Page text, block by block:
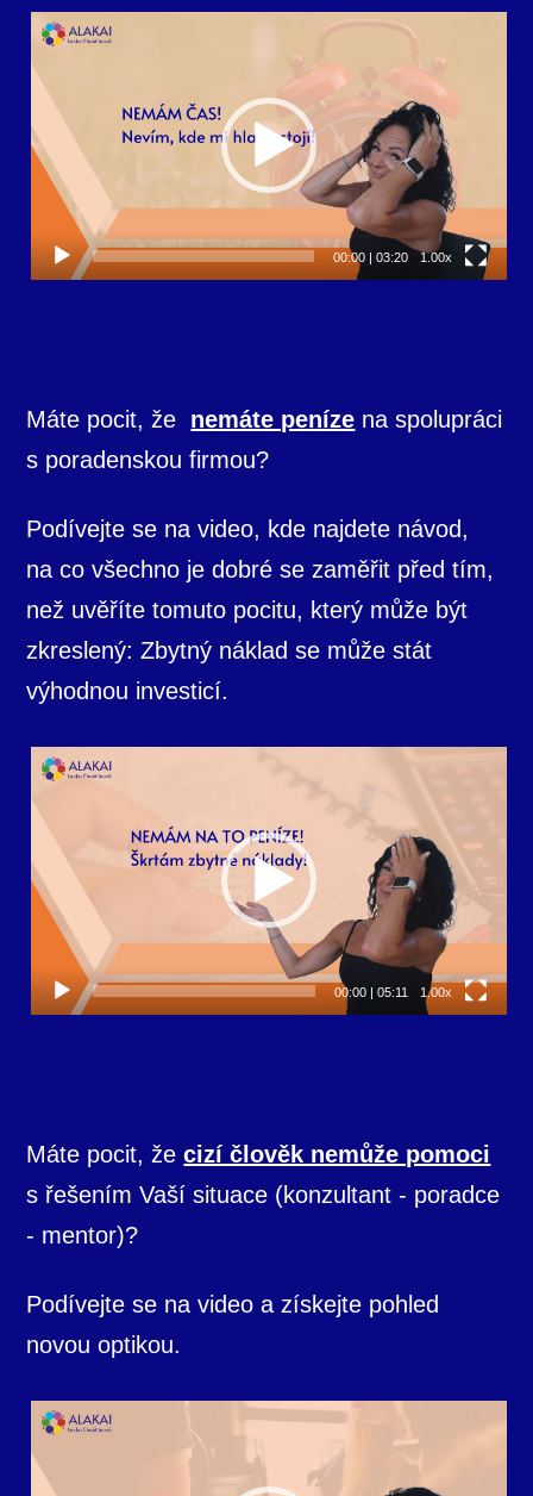
Video
přehrávač
00:00| 03:20 1.00x
Máte pocit, že nemáte peníze na spolupráci
s poradenskou firmou?
Podívejte se na video, kde najdete návod,
na co všechno je dobré se zaměřit před tím,
než uvěříte tomuto pocitu, který může být
zkreslený: Zbytný náklad se může stát
výhodnou investicí.
Video
přehrávač
00:00| 05:11 1.00x
Máte pocit, žecizí člověk nemůže pomoci
s řešením Vaší situace (konzultant - poradce
- mentor)?
Podívejte se na video a získejte pohled
novou optikou.
Video
přehrávač